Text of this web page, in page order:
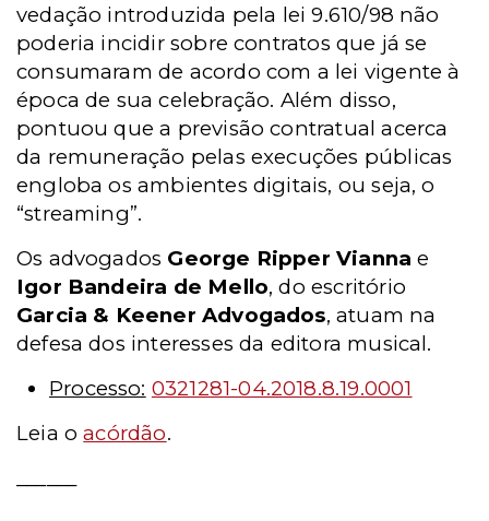
vedação introduzida pela lei 9.610/98 não
poderia incidir sobre contratos que já se
consumaram de acordo com a lei vigente à
época de sua celebração. Além disso,
pontuou que a previsão contratual acerca
da remuneração pelas execuções públicas
engloba os ambientes digitais, ou seja, o
“streaming”.
Os advogados George Ripper Vianna e
Igor Bandeira de Mello, do escritório
Garcia & Keener Advogados, atuam na
defesa dos interesses da editora musical.
Processo: 0321281-04.2018.8.19.0001
Leia oacórdão.